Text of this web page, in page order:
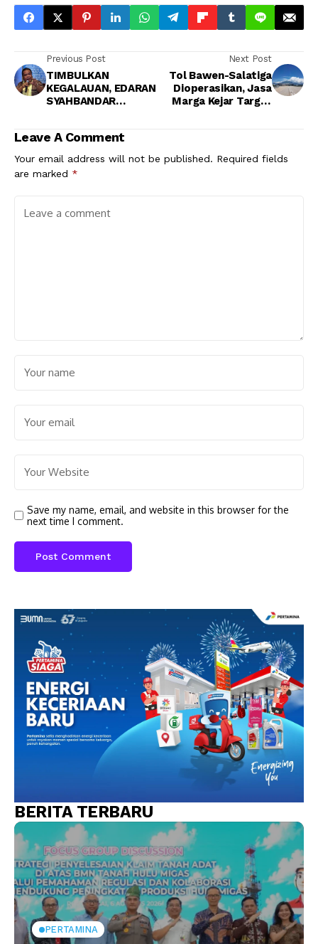
Previous Post
TIMBULKAN
KEGALAUAN, EDARAN
SYAHBANDAR
Next Post
Tol Bawen-Salatiga
Dioperasikan, Jasa
Marga Kejar Target
Leave A Comment
Your email address will not be published. Required fields
are marked *
Save my name, email, and website in this browser for the
next time I comment.
BERITA TERBARU
PERTAMINA